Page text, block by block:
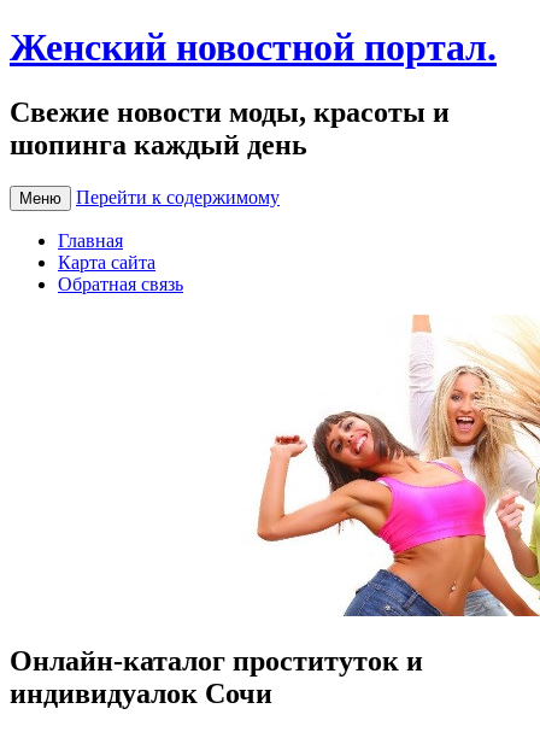
Женский новостной портал.
Свежие новости моды, красоты и
шопинга каждый день
Меню Перейти к содержимому
Главная
Карта сайта
Обратная связь
Онлайн-каталог проституток и
индивидуалок Сочи